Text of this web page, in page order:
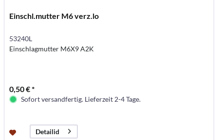
Einschl.mutter M6 verz.lo
53240L
Einschlagmutter M6X9 A2K
0,50 € *
Sofort versandfertig. Lieferzeit 2-4 Tage.
Detailid